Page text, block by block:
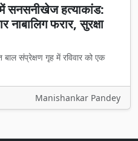
सनसनीखेज हत्याकांड:
नाबालिग फरार, सुरक्षा
संप्रेक्षण गृह में रविवार को एक
Manishankar Pandey